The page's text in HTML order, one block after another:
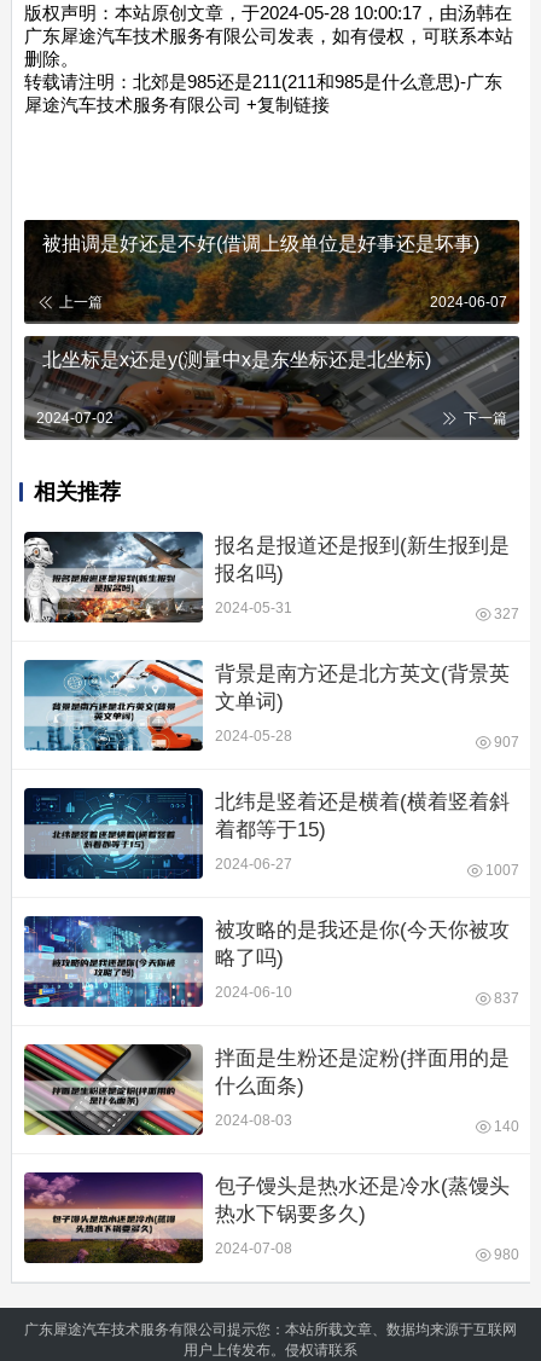
版权声明：本站原创文章，于2024-05-28 10:00:17，由汤韩在
广东犀途汽车技术服务有限公司发表，如有侵权，可联系本站
删除。
转载请注明： 北郊是985还是211(211和985是什么意思)-广东
犀途汽车技术服务有限公司 +复制链接
被抽调是好还是不好(借调上级单位是好事还是坏事)
上一篇 2024-06-07
北坐标是x还是y(测量中x是东坐标还是北坐标)
2024-07-02 下一篇
相关推荐
报名是报道还是报到(新生报到是
报名吗)
2024-05-31 327
背景是南方还是北方英文(背景英
文单词)
2024-05-28 907
北纬是竖着还是横着(横着竖着斜
着都等于15)
2024-06-27 1007
被攻略的是我还是你(今天你被攻
略了吗)
2024-06-10 837
拌面是生粉还是淀粉(拌面用的是
什么面条)
2024-08-03 140
包子馒头是热水还是冷水(蒸馒头
热水下锅要多久)
2024-07-08 980
广东犀途汽车技术服务有限公司提示您：本站所载文章、数据均来源于互联网
用户上传发布。侵权请联系